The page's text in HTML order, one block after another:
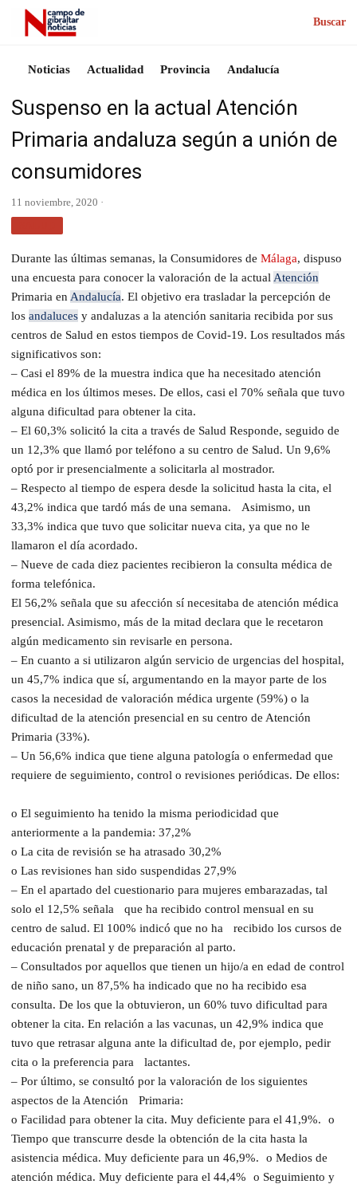
Buscar
Noticias Actualidad Provincia Andalucía
Suspenso en la actual Atención
Primaria andaluza según a unión de
consumidores
11 noviembre, 2020 ·
Durante las últimas semanas, la Consumidores de Málaga, dispuso
una encuesta para conocer la valoración de la actual Atención
Primaria en Andalucía. El objetivo era trasladar la percepción de
los andaluces y andaluzas a la atención sanitaria recibida por sus
centros de Salud en estos tiempos de Covid-19. Los resultados más
significativos son:
– Casi el 89% de la muestra indica que ha necesitado atención
médica en los últimos meses. De ellos, casi el 70% señala que tuvo
alguna dificultad para obtener la cita.
– El 60,3% solicitó la cita a través de Salud Responde, seguido de
un 12,3% que llamó por teléfono a su centro de Salud. Un 9,6%
optó por ir presencialmente a solicitarla al mostrador.
– Respecto al tiempo de espera desde la solicitud hasta la cita, el
43,2% indica que tardó más de una semana. Asimismo, un
33,3% indica que tuvo que solicitar nueva cita, ya que no le
llamaron el día acordado.
– Nueve de cada diez pacientes recibieron la consulta médica de
forma telefónica.
El 56,2% señala que su afección sí necesitaba de atención médica
presencial. Asimismo, más de la mitad declara que le recetaron
algún medicamento sin revisarle en persona.
– En cuanto a si utilizaron algún servicio de urgencias del hospital,
un 45,7% indica que sí, argumentando en la mayor parte de los
casos la necesidad de valoración médica urgente (59%) o la
dificultad de la atención presencial en su centro de Atención
Primaria (33%).
– Un 56,6% indica que tiene alguna patología o enfermedad que
requiere de seguimiento, control o revisiones periódicas. De ellos:
o El seguimiento ha tenido la misma periodicidad que
anteriormente a la pandemia: 37,2%
o La cita de revisión se ha atrasado 30,2%
o Las revisiones han sido suspendidas 27,9%
– En el apartado del cuestionario para mujeres embarazadas, tal
solo el 12,5% señala que ha recibido control mensual en su
centro de salud. El 100% indicó que no ha recibido los cursos de
educación prenatal y de preparación al parto.
– Consultados por aquellos que tienen un hijo/a en edad de control
de niño sano, un 87,5% ha indicado que no ha recibido esa
consulta. De los que la obtuvieron, un 60% tuvo dificultad para
obtener la cita. En relación a las vacunas, un 42,9% indica que
tuvo que retrasar alguna ante la dificultad de, por ejemplo, pedir
cita o la preferencia para lactantes.
– Por último, se consultó por la valoración de los siguientes
aspectos de la Atención Primaria:
o Facilidad para obtener la cita. Muy deficiente para el 41,9%. o
Tiempo que transcurre desde la obtención de la cita hasta la
asistencia médica. Muy deficiente para un 46,9%. o Medios de
atención médica. Muy deficiente para el 44,4% o Seguimiento y